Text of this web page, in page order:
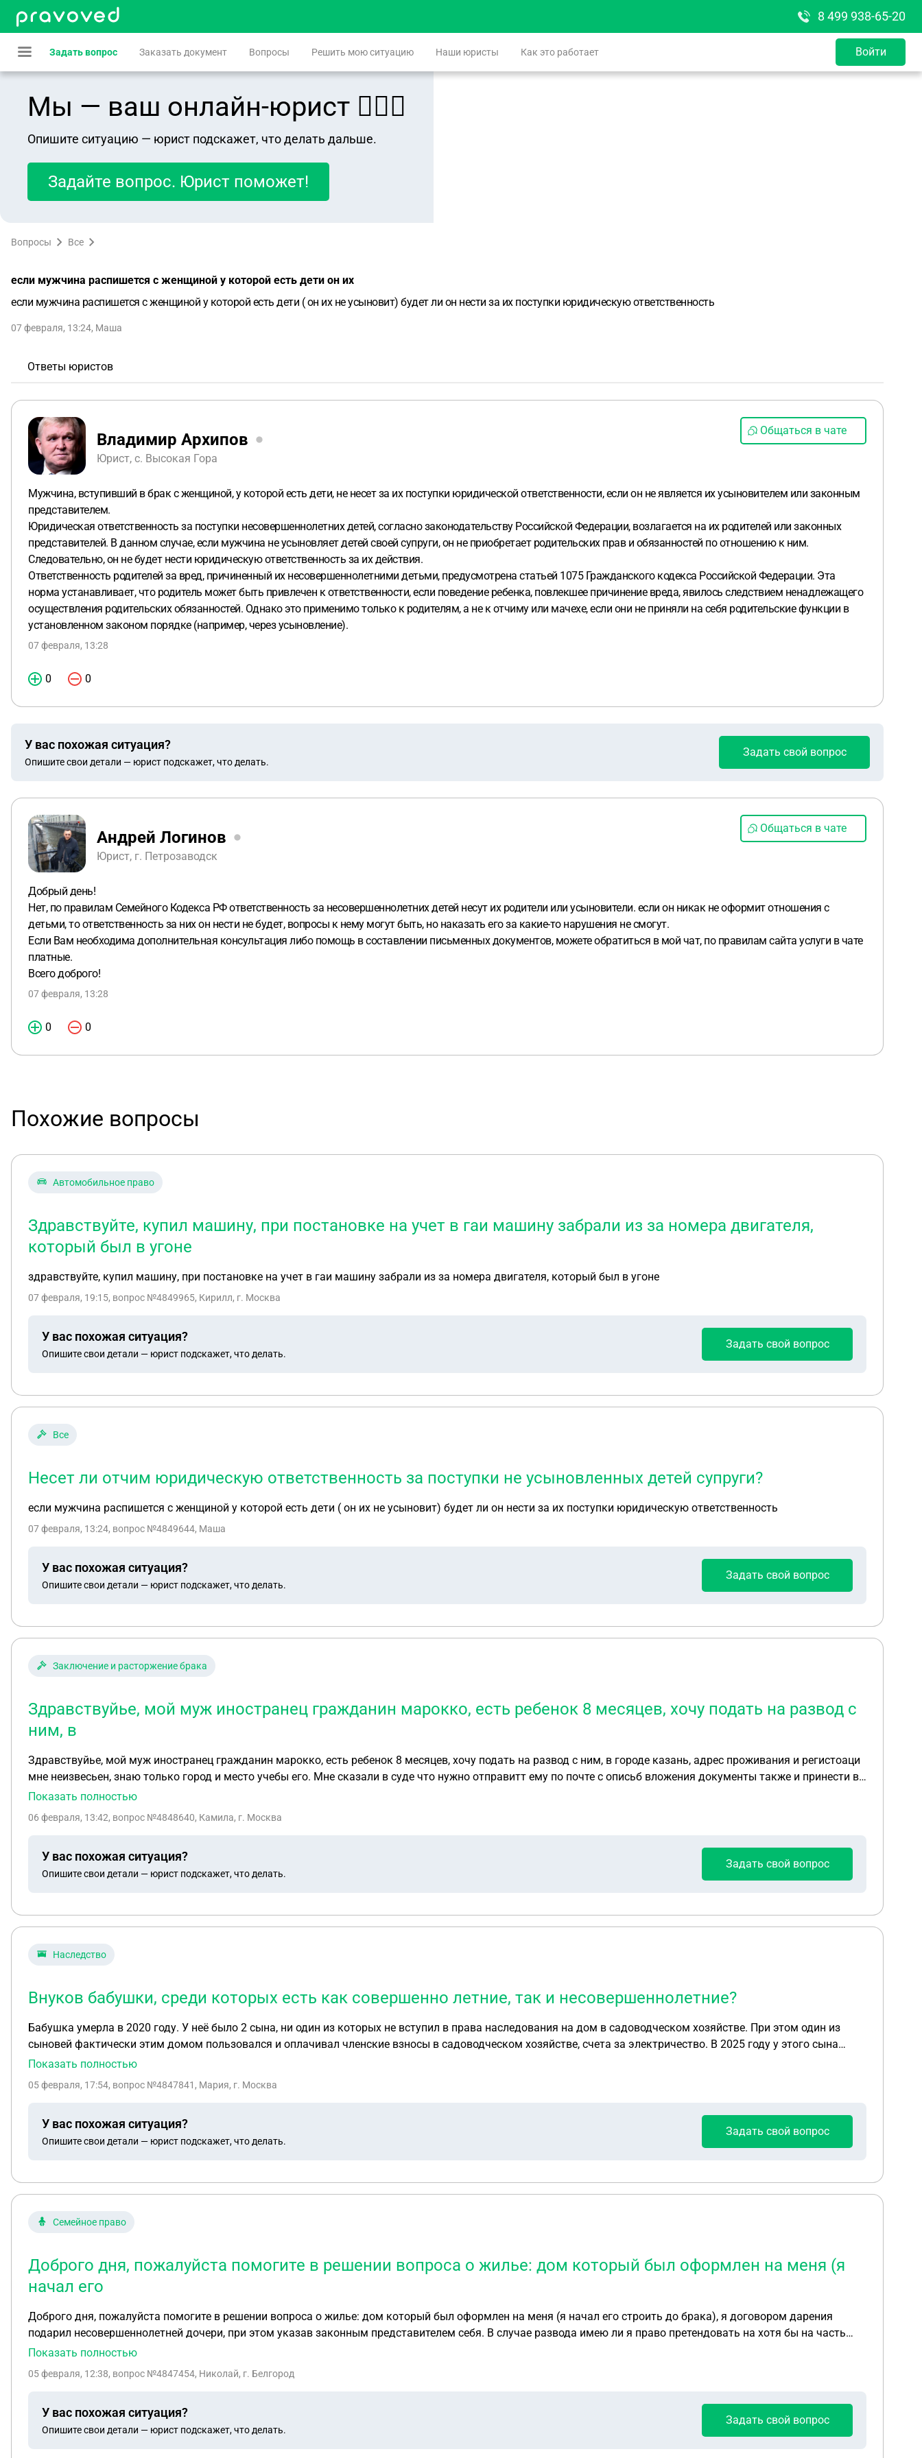
8 499 938-65-20
Задать вопрос Заказать документ Вопросы Решить мою ситуацию Наши юристы Как это работает Войти
Мы — ваш онлайн-юрист 👨🏻‍⚖️
Опишите ситуацию — юрист подскажет, что делать дальше.
Задайте вопрос. Юрист поможет!
Вопросы Все
если мужчина распишется с женщиной у которой есть дети он их
если мужчина распишется с женщиной у которой есть дети ( он их не усыновит) будет ли он нести за их поступки юридическую ответственность
07 февраля, 13:24, Маша
Ответы юристов
Владимир Архипов
Юрист, с. Высокая Гора
Общаться в чате
Мужчина, вступивший в брак с женщиной, у которой есть дети, не несет за их поступки юридической ответственности, если он не является их усыновителем или законным
представителем.
Юридическая ответственность за поступки несовершеннолетних детей, согласно законодательству Российской Федерации, возлагается на их родителей или законных
представителей. В данном случае, если мужчина не усыновляет детей своей супруги, он не приобретает родительских прав и обязанностей по отношению к ним.
Следовательно, он не будет нести юридическую ответственность за их действия.
Ответственность родителей за вред, причиненный их несовершеннолетними детьми, предусмотрена статьей 1075 Гражданского кодекса Российской Федерации. Эта
норма устанавливает, что родитель может быть привлечен к ответственности, если поведение ребенка, повлекшее причинение вреда, явилось следствием ненадлежащего
осуществления родительских обязанностей. Однако это применимо только к родителям, а не к отчиму или мачехе, если они не приняли на себя родительские функции в
установленном законом порядке (например, через усыновление).
07 февраля, 13:28
0 0
У вас похожая ситуация?
Опишите свои детали — юрист подскажет, что делать.
Задать свой вопрос
Андрей Логинов
Юрист, г. Петрозаводск
Общаться в чате
Добрый день!
Нет, по правилам Семейного Кодекса РФ ответственность за несовершеннолетних детей несут их родители или усыновители. если он никак не оформит отношения с
детьми, то ответственность за них он нести не будет, вопросы к нему могут быть, но наказать его за какие-то нарушения не смогут.
Если Вам необходима дополнительная консультация либо помощь в составлении письменных документов, можете обратиться в мой чат, по правилам сайта услуги в чате
платные.
Всего доброго!
07 февраля, 13:28
0 0
Похожие вопросы
Автомобильное право
Здравствуйте, купил машину, при постановке на учет в гаи машину забрали из за номера двигателя,
который был в угоне
здравствуйте, купил машину, при постановке на учет в гаи машину забрали из за номера двигателя, который был в угоне
07 февраля, 19:15, вопрос №4849965, Кирилл, г. Москва
У вас похожая ситуация?
Опишите свои детали — юрист подскажет, что делать.
Задать свой вопрос
Все
Несет ли отчим юридическую ответственность за поступки не усыновленных детей супруги?
если мужчина распишется с женщиной у которой есть дети ( он их не усыновит) будет ли он нести за их поступки юридическую ответственность
07 февраля, 13:24, вопрос №4849644, Маша
У вас похожая ситуация?
Опишите свои детали — юрист подскажет, что делать.
Задать свой вопрос
Заключение и расторжение брака
Здравствуйье, мой муж иностранец гражданин марокко, есть ребенок 8 месяцев, хочу подать на развод с
ним, в
Здравствуйье, мой муж иностранец гражданин марокко, есть ребенок 8 месяцев, хочу подать на развод с ним, в городе казань, адрес проживания и регистоаци
мне неизвесьен, знаю только город и место учебы его. Мне сказали в суде что нужно отправитт ему по почте с описьб вложения документы также и принести в
суд опись или квитанцию об отправке. Еще на алименты хочу подать, это в одном иске заполнять или разные иски, как это все сделать правильно, заполнить,
Показать полностью
06 февраля, 13:42, вопрос №4848640, Камила, г. Москва
У вас похожая ситуация?
Опишите свои детали — юрист подскажет, что делать.
Задать свой вопрос
Наследство
Внуков бабушки, среди которых есть как совершенно летние, так и несовершеннолетние?
Бабушка умерла в 2020 году. У неё было 2 сына, ни один из которых не вступил в права наследования на дом в садоводческом хозяйстве. При этом один из
сыновей фактически этим домом пользовался и оплачивал членские взносы в садоводческом хозяйстве, счета за электричество. В 2025 году у этого сына
случился тяжелый инсульт, в результате которого он не может ни ходить, ни разговаривать. В 2026 году пришло уведомление, что на 15 марта назначен суд о
домом? Какой порядок действия для этого необходим, куда обращаться? Важные моменты: документы на дом у бабушки не сохранились (только
каких вопросах участвовать не может. Нужно ли получать письменный отказ от других родственников: второго сына и его детей, т.е. внуков бабушки, среди
которых есть как совершенно летние, так и несовершеннолетние?
Показать полностью
05 февраля, 17:54, вопрос №4847841, Мария, г. Москва
У вас похожая ситуация?
Опишите свои детали — юрист подскажет, что делать.
Задать свой вопрос
Семейное право
Доброго дня, пожалуйста помогите в решении вопроса о жилье: дом который был оформлен на меня (я
начал его
Доброго дня, пожалуйста помогите в решении вопроса о жилье: дом который был оформлен на меня (я начал его строить до брака), я договором дарения
подарил несовершеннолетней дочери, при этом указав законным представителем себя. В случае развода имею ли я право претендовать на хотя бы на часть
жилья если его несовершеннолетний собственник останется с матерью?
Показать полностью
05 февраля, 12:38, вопрос №4847454, Николай, г. Белгород
У вас похожая ситуация?
Опишите свои детали — юрист подскажет, что делать.
Задать свой вопрос